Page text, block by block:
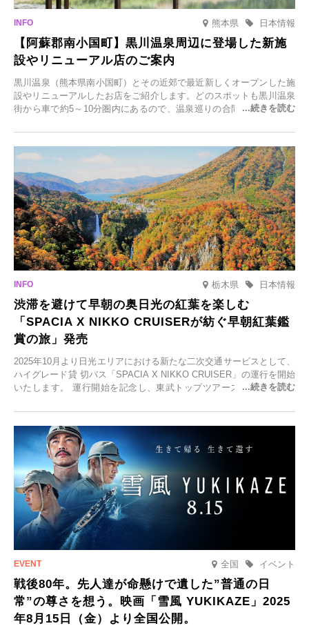
熊本県 日本情報
【阿蘇郡南小国町】黒川温泉周辺に登場した新施
設やリニューアル店のご案内
黒川温泉（熊本県南小国町）とその近郊で最近新しくオープンした施
設やリニューアルしたお店をご紹介します。どのスポットも黒川温泉
街から車で約5～10分圏内にあるので、温泉巡りの合間に気軽に立ち
元食材にこだわったレストランなど、多彩な魅力が満載です。黒川温
泉の新たな楽しみとしてチェックしてみてください。
栃木県 日本情報
渋滞を避けて早朝の奥日光の紅葉を楽しむ
「SPACIA X NIKKO CRUISERが紡ぐ早朝紅葉鑑
賞の旅」発売
2025年10月より日光エリアにおける新たな二次交通サービスとして、
ハイグレード貸 切バス「SPACIA X NIKKO CRUISER」の運行を開始
いたします。 運行開始を記念し、東武トップツアーズ株式会社では
2025年9月12日(金)より発売いたします。
全国 イベント
戦後80年。先人達が命懸けで遺した”普通の日
常”の尊さを想う。映画「雪風 YUKIKAZE」2025
年8月15日（金）より全国公開。